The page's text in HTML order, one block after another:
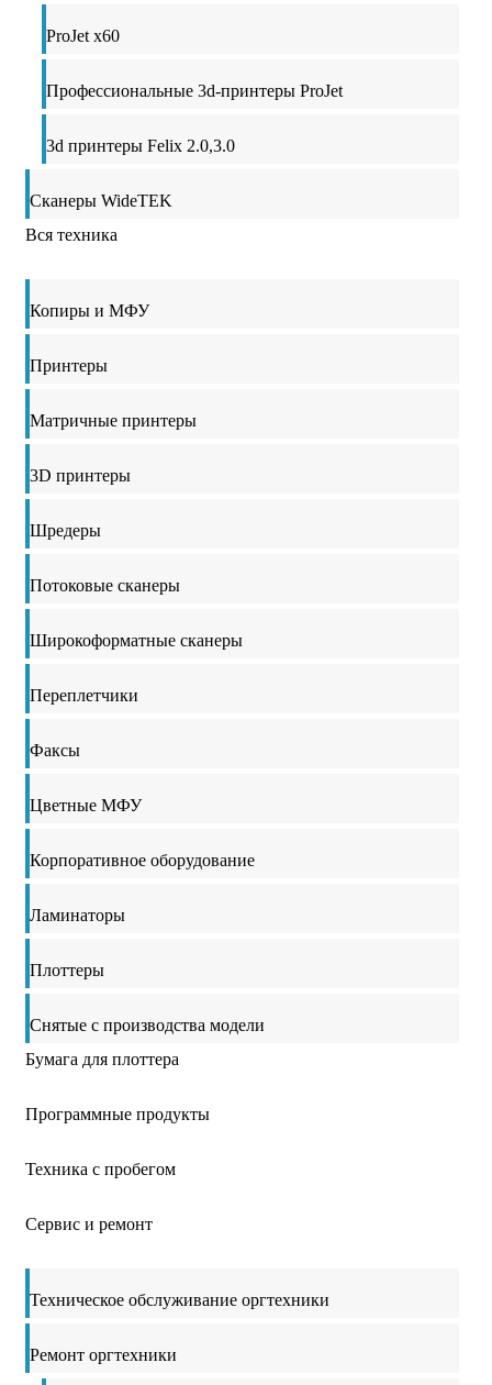
ProJet x60
Профессиональные 3d-принтеры ProJet
3d принтеры Felix 2.0,3.0
Сканеры WideTEK
Вся техника
Копиры и МФУ
Принтеры
Матричные принтеры
3D принтеры
Шредеры
Потоковые сканеры
Широкоформатные сканеры
Переплетчики
Факсы
Цветные МФУ
Корпоративное оборудование
Ламинаторы
Плоттеры
Снятые с производства модели
Бумага для плоттера
Программные продукты
Техника с пробегом
Сервис и ремонт
Техническое обслуживание оргтехники
Ремонт оргтехники